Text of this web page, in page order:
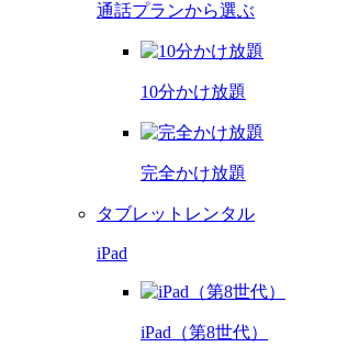
通話プランから選ぶ
10分かけ放題
完全かけ放題
タブレットレンタル
iPad
iPad（第8世代）